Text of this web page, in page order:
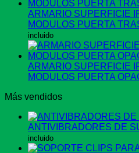
ARMARIO SUPERFICIE
MODULOS PUERTA
incluido
ARMARIO SUPERFICIE
MODULOS PUERTA
Más vendidos
ANTIVIBRADORES DE
incluido